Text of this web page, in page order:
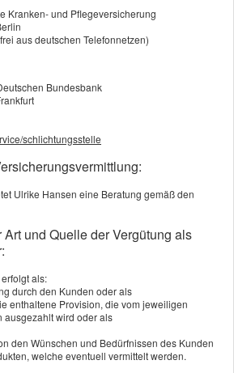
nutzen
Wenn Sie offen
sparen wollen, können Sie
nutzen. Die KFZ-
Sie dann nur für den
Fahrzeug auch zugelassen
dabei länger als sechs
der Police weiter.
während der
Wird das Fahrzeug im
bleibt der erreichte
in der Regel erhalten,
achtzehn Monaten
- solange besteht bei den
eine beitragsfreie
Kranken- und Pflegeversicherung
aus deutschen Telefonnetzen)
Bundesbank
schlichtungsstelle
Ulrike Hansen eine Beratung gemäß den
und Quelle der Vergütung als
als:
durch den Kunden oder als
enthaltene Provision, die vom jeweiligen
ausgezahlt wird oder als
den Wünschen und Bedürfnissen des Kunden
welche eventuell vermittelt werden.